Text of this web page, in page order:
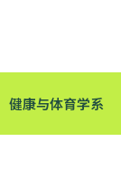
健康与体育学系